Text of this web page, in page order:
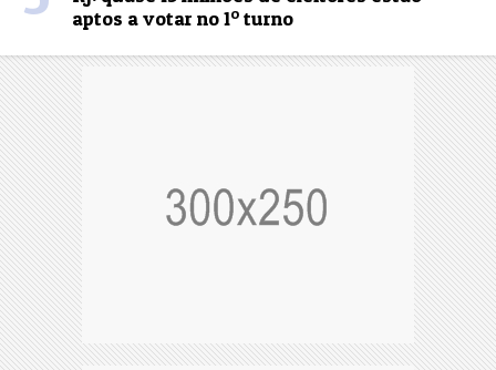
aptos a votar no 1º turno